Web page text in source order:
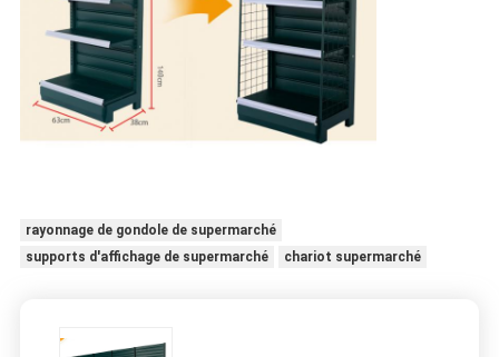
rayonnage de gondole de supermarché
supports d'affichage de supermarché
chariot supermarché